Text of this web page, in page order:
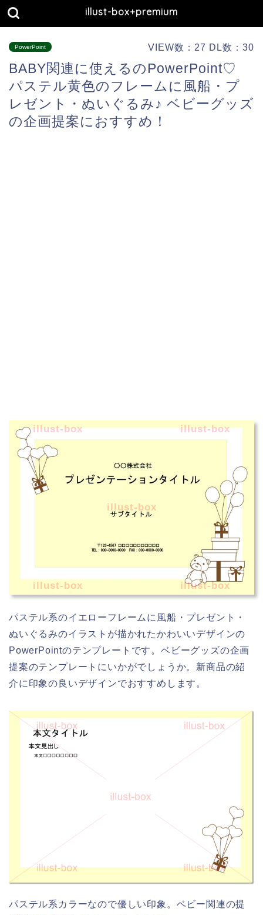
illust-box+premium
PowerPoint VIEW数：27 DL数：30
BABY関連に使えるのPowerPoint♡
パステル黄色のフレームに風船・プ
レゼント・ぬいぐるみ♪ ベビーグッズ
の企画提案におすすめ！
illust-box
illust-box illust-box
illust-box illust-box
パステル系のイエローフレームに風船・プレゼント・
ぬいぐるみのイラストが描かれたかわいいデザインの
PowerPointのテンプレートです。ベビーグッズの企画
提案のテンプレートにいかがでしょうか。新商品の紹
介に印象の良いデザインでおすすめします。
パステル系カラーなので優しい印象。ベビー関連の提